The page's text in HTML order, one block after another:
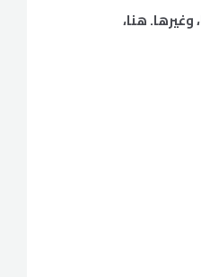
الموقع المبرمج بالكامل هو اللي بيتبني من الصفر باستخدام لغات برمجة زي HTML، CSS، JavaScript، PHP، وغيرها. هنا،